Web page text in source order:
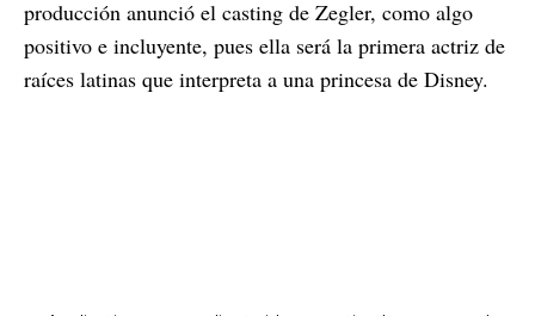
producción anunció el casting de Zegler, como algo
positivo e incluyente, pues ella será la primera actriz de
raíces latinas que interpreta a una princesa de Disney.